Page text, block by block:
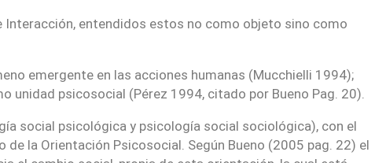
Interacción, entendidos estos no como objeto sino como
emergente en las acciones humanas (Mucchielli 1994);
psicosocial (Pérez 1994, citado por Bueno Pag. 20).
social psicológica y psicología social sociológica), con el
la Orientación Psicosocial. Según Bueno (2005 pag. 22) el